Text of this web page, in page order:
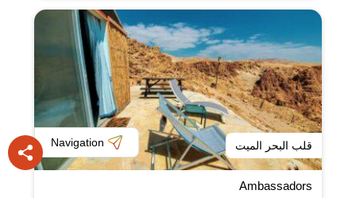
قلب البحر الميت Navigation
Ambassadors